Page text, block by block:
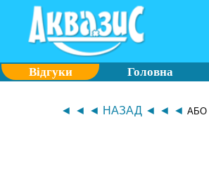
Відгуки Головна
◄ ◄ ◄ НАЗАД ◄ ◄ ◄ АБО